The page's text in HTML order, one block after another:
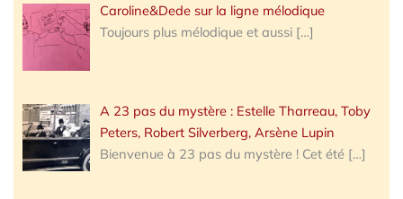
Caroline&Dede sur la ligne mélodique
Toujours plus mélodique et aussi […]
A 23 pas du mystère : Estelle Tharreau, Toby
Peters, Robert Silverberg, Arsène Lupin
Bienvenue à 23 pas du mystère ! Cet été […]